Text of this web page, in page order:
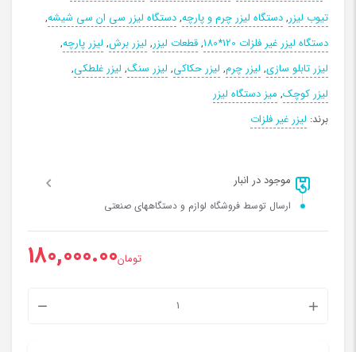
تیوب لیزر,دستگاه لیزر چرم و پارچه,دستگاه لیزر سی ان سی شیشه,
دستگاه لیزر غیر فلزات 120*180
,قطعات لیزر, لیزر برش, لیزر پارچه,
لیزر تابلو سازی, لیزر چرم, لیزر حکاکی, لیزر سنگ, لیزر غلطکی,
لیزر کوچک, میز دستگاه لیزر
برند: لیزر غیر فلزات
موجود در انبار
ارسال توسط فروشگاه لوازم و دستگاههای صنعتی
تومان180,000.00